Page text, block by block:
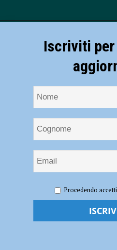
frontale sulla via Emilia Parmense
motociclista 26enne
Schianto frontale
Iscriviti
Procedendo